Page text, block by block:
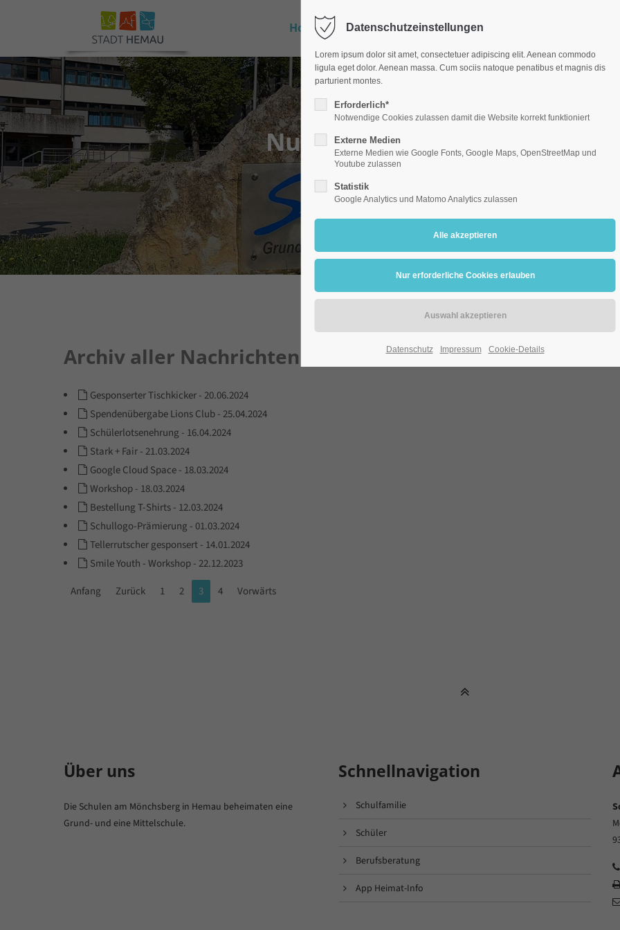
Home Team SMV Grundschule
Nur gemeinsam kann man
Archiv aller Nachrichten
Gesponserter Tischkicker-20.06.2024
Spendenübergabe Lions Club-25.04.2024
Schülerlotsenehrung - 16.04.2024
Stark + Fair-21.03.2024
Google Cloud Space- 18.03.2024
Workshop- 18.03.2024
Bestellung T-Shirts- 12.03.2024
Schullogo-Prämierung - 01.03.2024
Tellerrutscher gesponsert- 14.01.2024
Smile Youth - Workshop-22.12.2023
Anfang Zurück 1 2 3 4 Vorwärts
Über uns
Die Schulen am Mönchsberg in Hemau beheimaten eine
Grund- und eine Mittelschule.
Schnellnavigation
Schulfamilie
Schüler
Berufsberatung
App Heimat-Info
Datenschutzeinstellungen
Lorem ipsum dolor sit amet, consectetuer adipiscing elit. Aenean commodo
ligula eget dolor. Aenean massa. Cum sociis natoque penatibus et magnis dis
parturient montes.
Erforderlich*
Notwendige Cookies zulassen damit die Website korrekt funktioniert
Externe Medien
Externe Medien wie Google Fonts, Google Maps, OpenStreetMap und
Youtube zulassen
Statistik
Google Analytics und Matomo Analytics zulassen
Datenschutz Impressum Cookie-Details